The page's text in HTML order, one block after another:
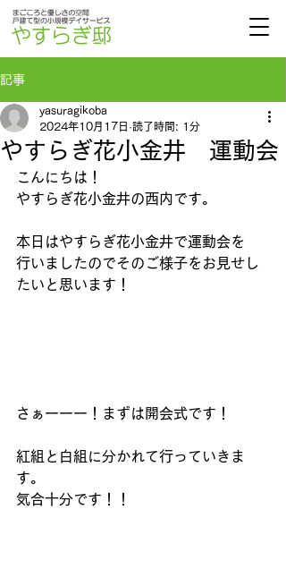
記事
やすらぎ花小金井 運動会
yasuragikoba
2024年10月17日 読了時間: 1分
こんにちは！
やすらぎ花小金井の西内です。
本日はやすらぎ花小金井で運動会を
行いましたのでそのご様子をお見せし
たいと思います！
さぁーーー！まずは開会式です！
紅組と白組に分かれて行っていきま
す。
気合十分です！！